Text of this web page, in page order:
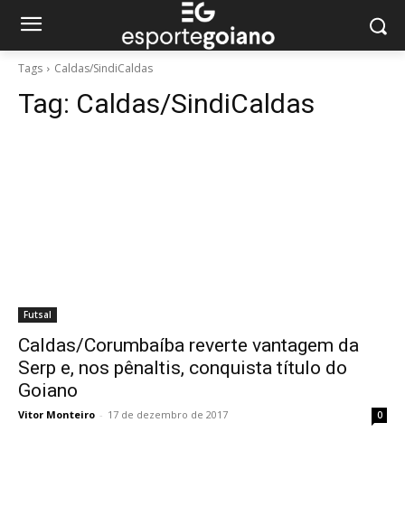
Tags Caldas/SindiCaldas
Tag: Caldas/SindiCaldas
Futsal
Caldas/Corumbaíba reverte vantagem da
Serp e, nos pênaltis, conquista título do
Goiano
Vitor Monteiro - 17 de dezembro de 2017 0